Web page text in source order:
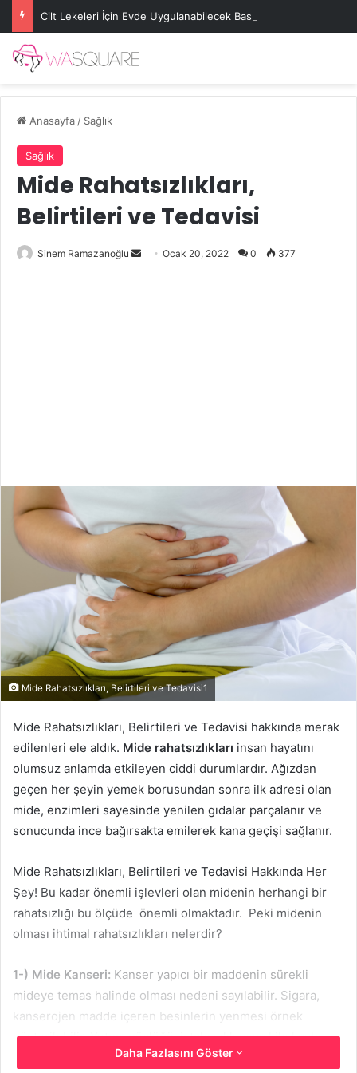
Cilt Lekeleri İçin Evde Uygulanabilecek Basit Maskeler
Anasayfa/ Sağlık
Sağlık
Mide Rahatsızlıkları,
Belirtileri ve Tedavisi
Sinem Ramazanoğlu
Bir
Ocak 20, 2022 0 377
Mide Rahatsızlıkları, Belirtileri ve Tedavisi1
Mide Rahatsızlıkları, Belirtileri ve Tedavisi hakkında merak
edilenleri ele aldık. Mide rahatsızlıkları insan hayatını
olumsuz anlamda etkileyen ciddi durumlardır. Ağızdan
geçen her şeyin yemek borusundan sonra ilk adresi olan
mide, enzimleri sayesinde yenilen gıdalar parçalanır ve
sonucunda ince bağırsakta emilerek kana geçişi sağlanır.
Mide Rahatsızlıkları, Belirtileri ve Tedavisi Hakkında Her
Şey! Bu kadar önemli işlevleri olan midenin herhangi bir
rahatsızlığı bu ölçüde önemli olmaktadır. Peki midenin
olması ihtimal rahatsızlıkları nelerdir?
1-) Mide Kanseri: Kanser yapıcı bir maddenin sürekli
mideye temas halinde olması nedeni sayılabilir. Sigara,
kanserojen madde içeren besinlerin yenmesi örnek
gösterilebilir. Yutma güçlüğü, iştahsızlık veya kilo kaybı
belirtiler arasındadır. Tedavi ise kemoterapi veya radyoloji
Daha Fazlasını Göster